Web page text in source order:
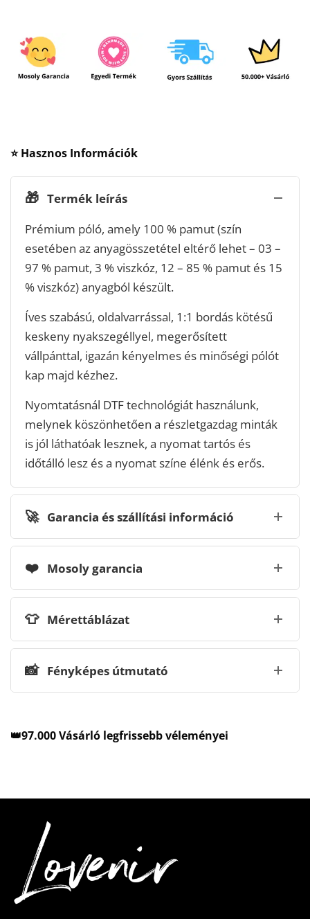
⭐ Hasznos Információk
🎁 Termék leírás
Prémium póló, amely 100 % pamut (szín
esetében az anyagösszetétel eltérő lehet – 03 –
97 % pamut, 3 % viszkóz, 12 – 85 % pamut és 15
% viszkóz) anyagból készült.
Íves szabású, oldalvarrással, 1:1 bordás kötésű
keskeny nyakszegéllyel, megerősített
vállpánttal, igazán kényelmes és minőségi pólót
kap majd kézhez.
Nyomtatásnál DTF technológiát használunk,
melynek köszönhetően a részletgazdag minták
is jól láthatóak lesznek, a nyomat tartós és
időtálló lesz és a nyomat színe élénk és erős.
🚀 Garancia és szállítási információ
❤️ Mosoly garancia
👕 Mérettáblázat
📸 Fényképes útmutató
👑97.000 Vásárló legfrissebb véleményei